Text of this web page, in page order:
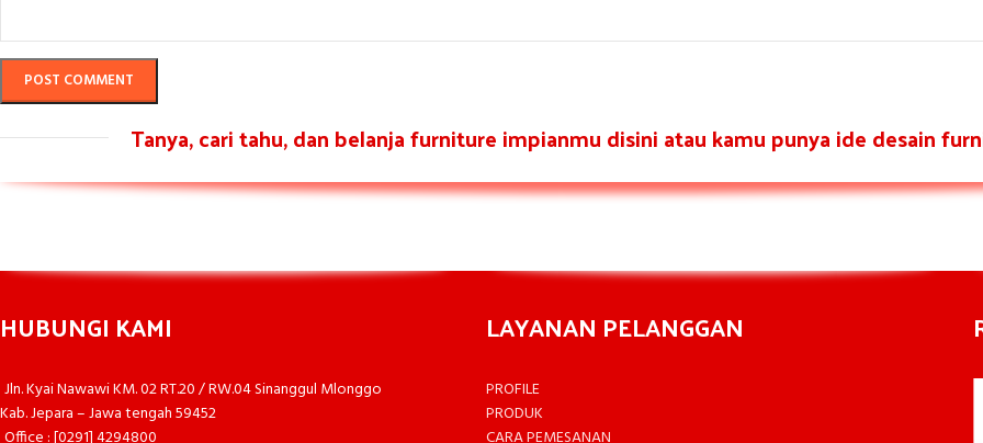
Tanya, cari tahu, dan belanja furniture impianmu disini atau kamu punya ide desain
HUBUNGI KAMI
Jln. Kyai Nawawi KM. 02 RT.20 / RW.04 Sinanggul Mlonggo
Kab. Jepara – Jawa tengah 59452
Office : [0291] 4294800
LAYANAN PELANGGAN
PROFILE
PRODUK
CARA PEMESANAN